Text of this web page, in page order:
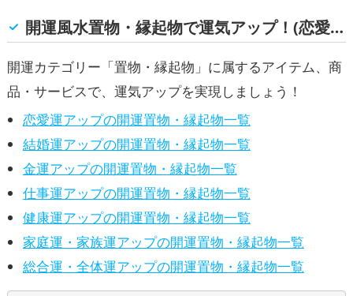
開運風水置物・縁起物で運気アップ！(恋愛運, 結婚運, 金運, 仕事運, 健康運, 家庭運・家族運, 総合運・全体運)
開運カテゴリー「置物・縁起物」に属するアイテム、商
品・サービスで、運気アップを実現しましょう！
恋愛運アップの開運置物・縁起物一覧
結婚運アップの開運置物・縁起物一覧
金運アップの開運置物・縁起物一覧
仕事運アップの開運置物・縁起物一覧
健康運アップの開運置物・縁起物一覧
家庭運・家族運アップの開運置物・縁起物一覧
総合運・全体運アップの開運置物・縁起物一覧